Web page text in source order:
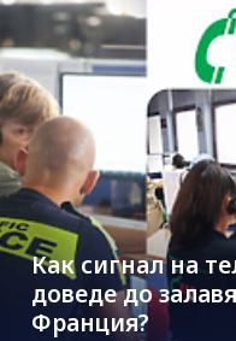
Как сигнал на
доведе до
Франция?